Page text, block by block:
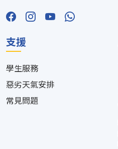
支援
學生服務
惡劣天氣安排
常見問題